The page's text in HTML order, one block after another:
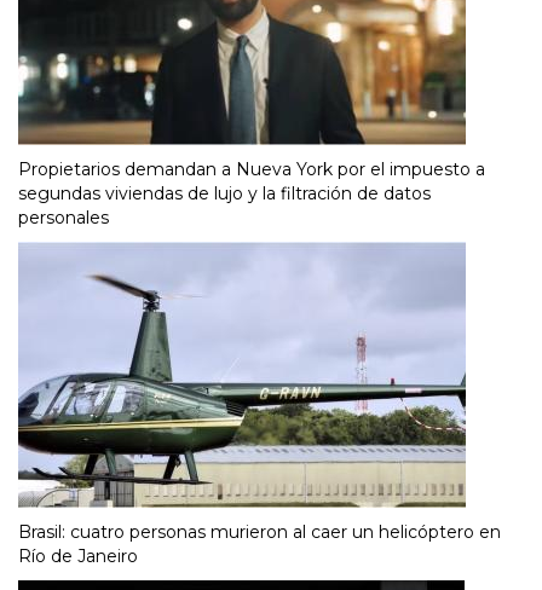
Propietarios demandan a Nueva York por el impuesto a
segundas viviendas de lujo y la filtración de datos
personales
Brasil: cuatro personas murieron al caer un helicóptero en
Río de Janeiro